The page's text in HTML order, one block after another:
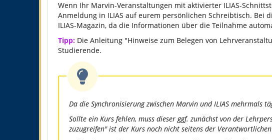
Wenn Ihr Marvin-Veranstaltungen mit aktivierter ILIAS-
Anmeldung in ILIAS auf eurem persönlichen Schreibtisch.
ILIAS-Magazin, da die Informationen über die Teilnahme
Tipp: Die Anleitung "Hinweise zum Belegen von
Studierende.
Da die Synchronisierung zwischen Marvin und ILIAS mehrmals
Sollte ein Kurs fehlen, muss dieser ggf. zunächst von der
zuzugreifen" ist der Kurs noch nicht seitens der